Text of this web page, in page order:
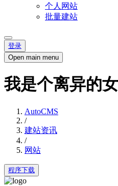
个人网站
批量建站
登录
Open main menu
我是个离异的
AutoCMS
/
建站资讯
/
网站
程序下载